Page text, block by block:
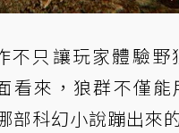
不只讓玩家體驗
看來，狼群不僅
科幻小說蹦出來